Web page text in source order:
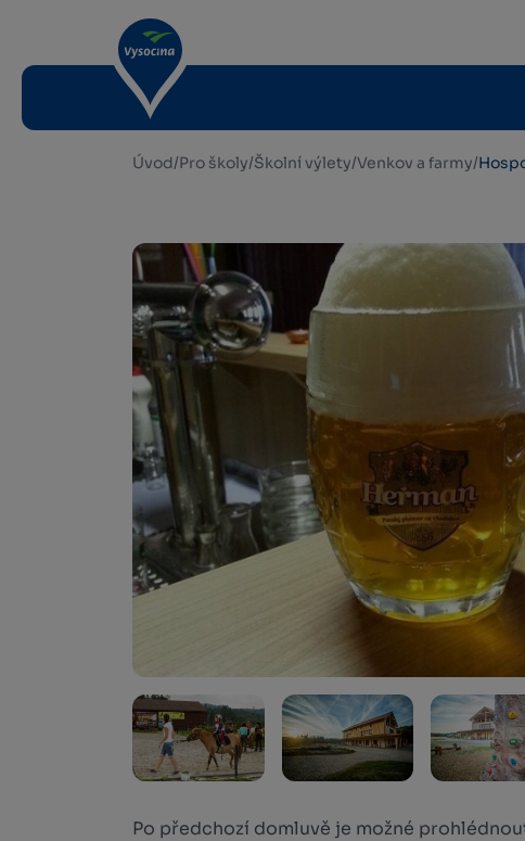
Úvod/Pro školy/Školní výlety/Venkov a farmy/
Po předchozí domluvě je možné